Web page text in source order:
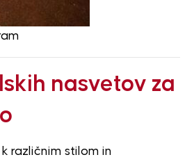
nasvetov za
različnim stilom in